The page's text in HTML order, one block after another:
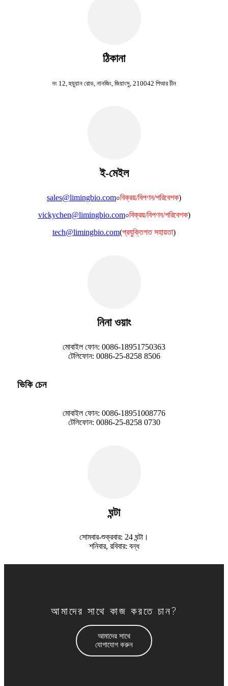
ঠিকানা
নং 12, হুয়ুয়ান রোড, নানজিং, জিয়াংসু, 210042 পিআর চীন
ই-মেইল
sales@limingbio.com০বিক্রয়/বিপণন/পরিবেশক)
vickychen@limingbio.com০বিক্রয়/বিপণন/পরিবেশক)
tech@limingbio.com(প্রযুক্তিগত সহায়তা)
নিনা ওয়াং
মোবাইল ফোন: 0086-18951750363
টেলিফোন: 0086-25-8258 8506
ভিকি চেন
মোবাইল ফোন: 0086-18951008776
টেলিফোন: 0086-25-8258 0730
ঘন্টা
সোমবার-শুক্রবার: 24 ঘন্টা।
শনিবার, রবিবার: বন্ধ
আমাদের সাথে কাজ করতে চান?
আমাদের সাথে
যোগাযোগ করুন